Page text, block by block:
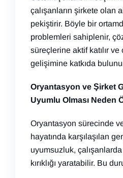
çalışanların şirkete olan
pekiştirir. Böyle bir
problemleri sahiplenir,
süreçlerine aktif katılır
gelişimine katkıda
Oryantasyon ve Şirket
Uyumlu Olması Neden
Oryantasyon sürecinde
hayatında karşılaşılan
uyumsuzluk,
kırıklığı yaratabilir. Bu